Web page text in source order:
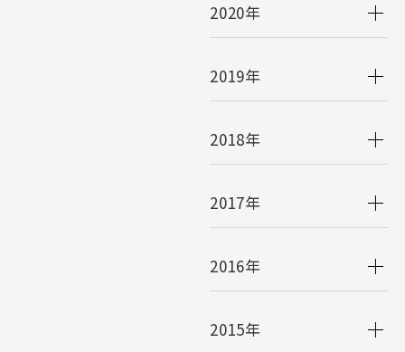
2020年
2019年
2018年
2017年
2016年
2015年